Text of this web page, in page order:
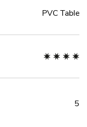
PVC Table
5